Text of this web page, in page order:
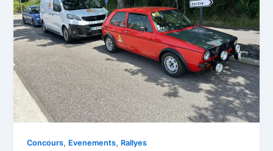
Concours, Evenements, Rallyes